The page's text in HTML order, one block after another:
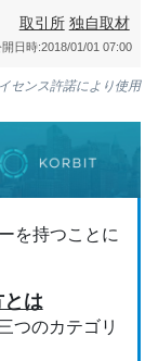
取引所 独自取材
開日時:2018/01/01 07:00
センス許諾により使用
を持つことに
は
つのカテゴリ